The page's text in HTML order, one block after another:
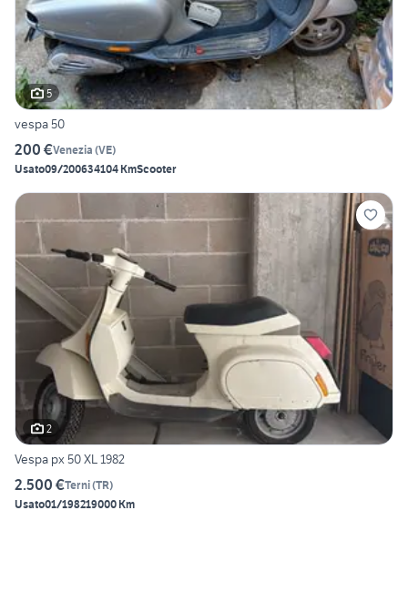
5
vespa 50
200 €Venezia (VE)
Usato09/200634104 KmScooter
2
Vespa px 50 XL 1982
2.500 €Terni(TR)
Usato01/198219000 Km